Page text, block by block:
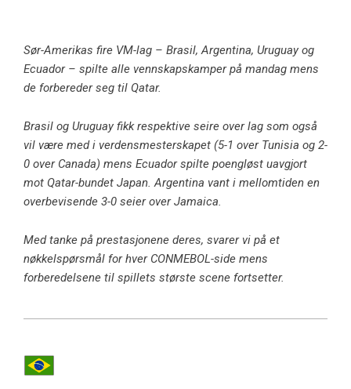
Sør-Amerikas fire VM-lag – Brasil, Argentina, Uruguay og
Ecuador – spilte alle vennskapskamper på mandag mens
de forbereder seg til Qatar.
Brasil og Uruguay fikk respektive seire over lag som også
vil være med i verdensmesterskapet (5-1 over Tunisia og 2-
0 over Canada) mens Ecuador spilte poengløst uavgjort
mot Qatar-bundet Japan. Argentina vant i mellomtiden en
overbevisende 3-0 seier over Jamaica.
Med tanke på prestasjonene deres, svarer vi på et
nøkkelspørsmål for hver CONMEBOL-side mens
forberedelsene til spillets største scene fortsetter.